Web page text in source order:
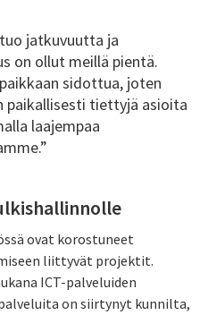
jatkuvuutta ja
on ollut meillä pientä.
sidottua, joten
paikallisesti tiettyjä asioita
laajempaa
ovat korostuneet
liittyvät projektit.
ICT-palveluiden
on siirtynyt kunnilta,